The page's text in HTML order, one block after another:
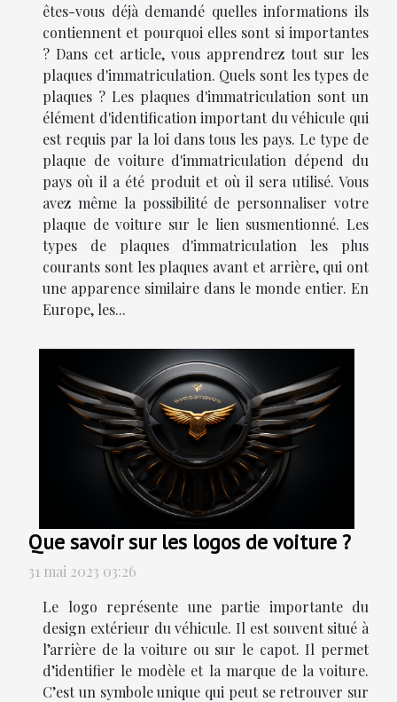
êtes-vous déjà demandé quelles informations ils
contiennent et pourquoi elles sont si importantes
? Dans cet article, vous apprendrez tout sur les
plaques d'immatriculation. Quels sont les types de
plaques ? Les plaques d'immatriculation sont un
élément d'identification important du véhicule qui
est requis par la loi dans tous les pays. Le type de
plaque de voiture d'immatriculation dépend du
pays où il a été produit et où il sera utilisé. Vous
avez même la possibilité de personnaliser votre
plaque de voiture sur le lien susmentionné. Les
types de plaques d'immatriculation les plus
courants sont les plaques avant et arrière, qui ont
une apparence similaire dans le monde entier. En
Europe, les...
Que savoir sur les logos de voiture ?
31 mai 2023 03:26
Le logo représente une partie importante du
design extérieur du véhicule. Il est souvent situé à
l’arrière de la voiture ou sur le capot. Il permet
d’identifier le modèle et la marque de la voiture.
C’est un symbole unique qui peut se retrouver sur